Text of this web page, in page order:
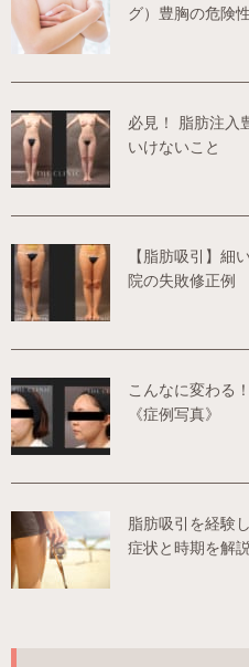
グ）豊胸の危険
必見！ 脂肪注入
いけないこと
【脂肪吸引】細
院の失敗修正例
こんなに変わる
《症例写真》
脂肪吸引を経験
症状と時期を解説